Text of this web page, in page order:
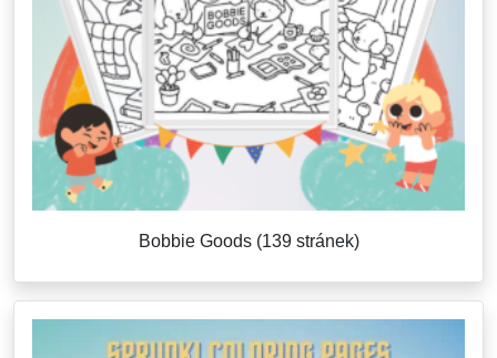
Bobbie Goods (139 stránek)